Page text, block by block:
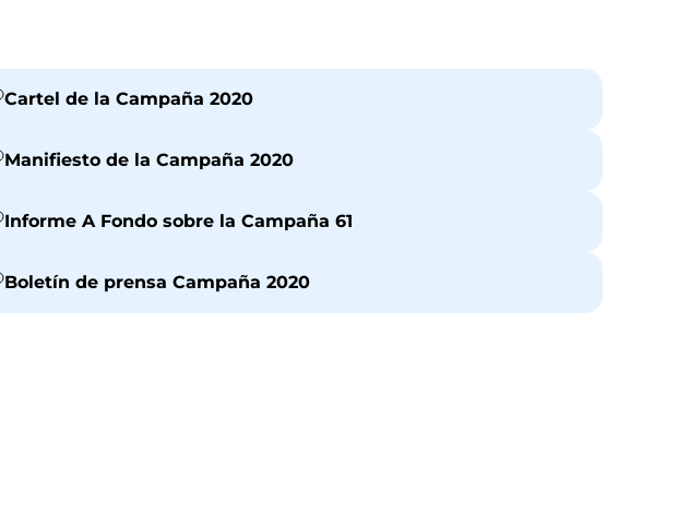
Cartel de la Campaña 2020
Manifiesto de la Campaña 2020
Informe A Fondo sobre la Campaña 61
Boletín de prensa Campaña 2020